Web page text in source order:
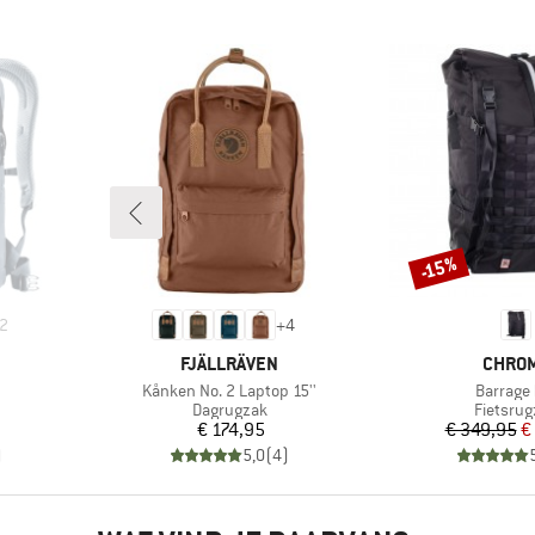
2 +4
MERK
FJÄLLRÄVEN
Artikel
Kånken No. 2 Laptop 15''
Productgroep
Dagrugzak
Prijs
€ 174,95
5,0(4)
MERK
Artikel
Barrage
€ 349,95€
Korting
-15%